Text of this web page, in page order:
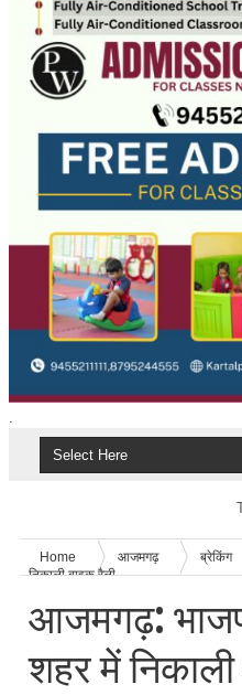
.
Home आजमगढ़ ब्रेकिंग
निकाली बाइक रैली
आजमगढ़:
शहर में